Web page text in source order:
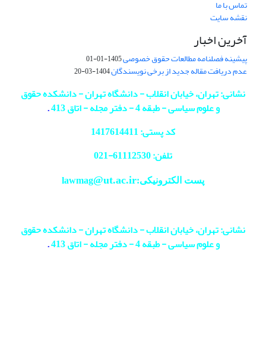
تماس با ما
نقشه سایت
آخرین اخبار
پیشینه فصلنامه مطالعات حقوق خصوصی1405-01-01
عدم دریافت مقاله جدید از برخی نویسندگان1404-03-20
نشانی: تهران، خیابان انقلاب - دانشگاه تهران - دانشکده حقوق
و علوم سیاسی - طبقه 4 - دفتر مجله - اتاق 413
.
کد پستی: 1417614411
تلفن: 61112530-
021
پست الکترونیکی:lawmag@ut.ac.ir
نشانی: تهران، خیابان انقلاب - دانشگاه تهران - دانشکده حقوق
و علوم سیاسی - طبقه 4 - دفتر مجله - اتاق 413
.